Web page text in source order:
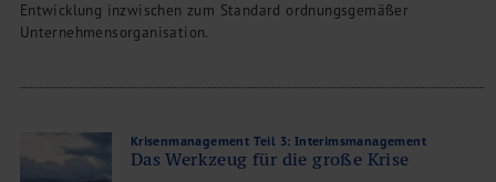
Entwicklung inzwischen zum Standard ordnungsgemäßer
Unternehmensorganisation.
Krisenmanagement Teil 3: Interimsmanagement
Das Werkzeug für die große Krise